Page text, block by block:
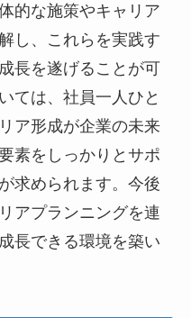
的な施策やキャリア
し、これらを実践す
長を遂げることが可
ては、社員一人ひと
ア形成が企業の未来
素をしっかりとサポ
求められます。今後
アプランニングを連
長できる環境を築い